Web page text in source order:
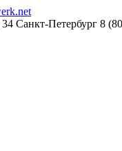
Санкт-Петербург 8